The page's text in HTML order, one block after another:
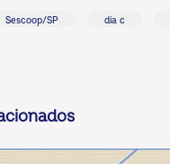
Sescoop/SP dia c